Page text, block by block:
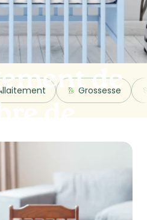
de
Grossesse